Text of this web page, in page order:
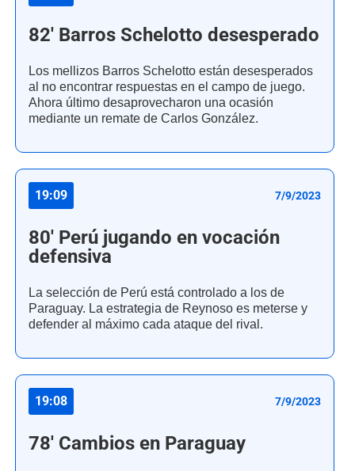
82' Barros Schelotto desesperado
Los mellizos Barros Schelotto están desesperados
al no encontrar respuestas en el campo de juego.
Ahora último desaprovecharon una ocasión
mediante un remate de Carlos González.
19:09 7/9/2023
80' Perú jugando en vocación
defensiva
La selección de Perú está controlado a los de
Paraguay. La estrategia de Reynoso es meterse y
defender al máximo cada ataque del rival.
19:08 7/9/2023
78' Cambios en Paraguay